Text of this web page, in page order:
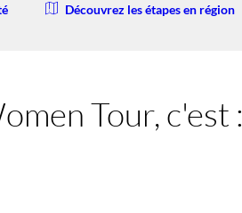
Découvrez les étapes en région
Tour, c'est :